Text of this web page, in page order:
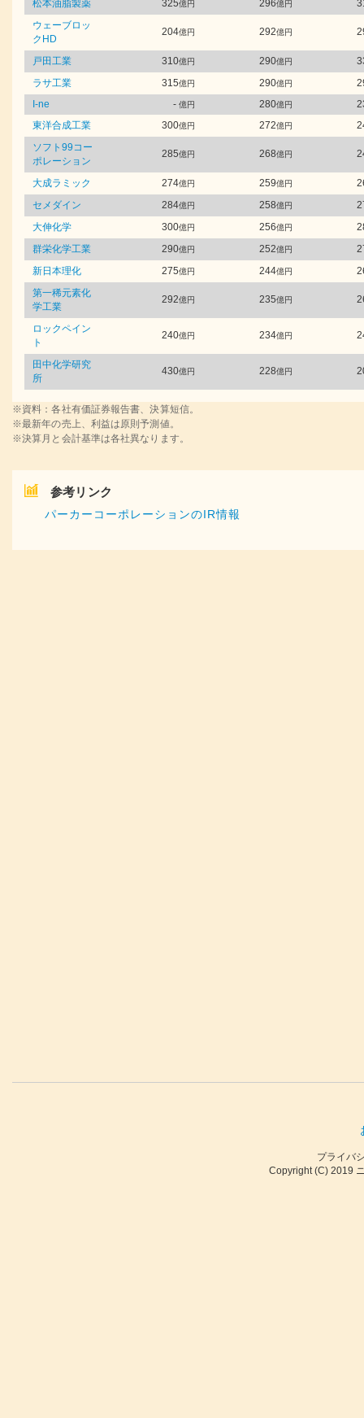
松本油脂製薬 325億円 296億円
ウェーブロッ
クHD
204億円 292億円
戸田工業 310億円 290億円
ラサ工業
315億円 290億円
I-ne
- 億円 280億円
東洋合成工業
300億円 272億円
ソフト99コー
ポレーション
285億円 268億円
大成ラミック 274億円 259億円
セメダイン
284億円 258億円
大伸化学
300億円 256億円
群栄化学工業
290億円 252億円
新日本理化
275億円 244億円
第一稀元素化
学工業
292億円 235億円
ロックペイン
ト
240億円 234億円
田中化学研究
所
430億円 228億円
※資料：各社有価証券報告書、決算短信。
※最新年の売上、利益は原則予測値。
※決算月と会計基準は各社異なります。
参考リンク
パーカーコーポレーションのIR情報
プライバ
Copyright (C) 2019